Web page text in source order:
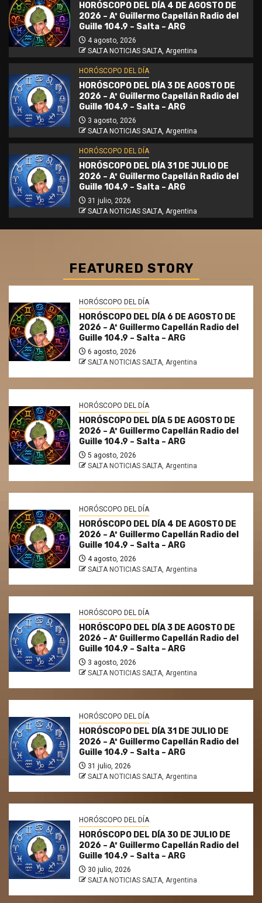
HORÓSCOPO DEL DÍA 4 DE AGOSTO DE
2026 – Aº Guillermo Capellán Radio del
Guille 104.9 – Salta – ARG
4 agosto, 2026
SALTA NOTICIAS SALTA, Argentina
HORÓSCOPO DEL DÍA
HORÓSCOPO DEL DÍA 3 DE AGOSTO DE
2026 – Aº Guillermo Capellán Radio del
Guille 104.9 – Salta – ARG
3 agosto, 2026
SALTA NOTICIAS SALTA, Argentina
HORÓSCOPO DEL DÍA
HORÓSCOPO DEL DÍA 31 DE JULIO DE
2026 – Aº Guillermo Capellán Radio del
Guille 104.9 – Salta – ARG
31 julio, 2026
SALTA NOTICIAS SALTA, Argentina
FEATURED STORY
HORÓSCOPO DEL DÍA
HORÓSCOPO DEL DÍA 6 DE AGOSTO DE
2026 – Aº Guillermo Capellán Radio del
Guille 104.9 – Salta – ARG
6 agosto, 2026
SALTA NOTICIAS SALTA, Argentina
HORÓSCOPO DEL DÍA
HORÓSCOPO DEL DÍA 5 DE AGOSTO DE
2026 – Aº Guillermo Capellán Radio del
Guille 104.9 – Salta – ARG
5 agosto, 2026
SALTA NOTICIAS SALTA, Argentina
HORÓSCOPO DEL DÍA
HORÓSCOPO DEL DÍA 4 DE AGOSTO DE
2026 – Aº Guillermo Capellán Radio del
Guille 104.9 – Salta – ARG
4 agosto, 2026
SALTA NOTICIAS SALTA, Argentina
HORÓSCOPO DEL DÍA
HORÓSCOPO DEL DÍA 3 DE AGOSTO DE
2026 – Aº Guillermo Capellán Radio del
Guille 104.9 – Salta – ARG
3 agosto, 2026
SALTA NOTICIAS SALTA, Argentina
HORÓSCOPO DEL DÍA
HORÓSCOPO DEL DÍA 31 DE JULIO DE
2026 – Aº Guillermo Capellán Radio del
Guille 104.9 – Salta – ARG
31 julio, 2026
SALTA NOTICIAS SALTA, Argentina
HORÓSCOPO DEL DÍA
HORÓSCOPO DEL DÍA 30 DE JULIO DE
2026 – Aº Guillermo Capellán Radio del
Guille 104.9 – Salta – ARG
30 julio, 2026
SALTA NOTICIAS SALTA, Argentina